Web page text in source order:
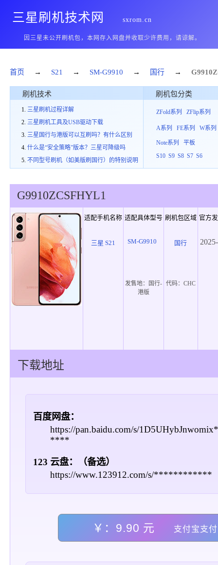
三星刷机技术网 sxrom.cn
因三星未公开刷机包，本网存入网盘并收取少许费用，请谅解。
首页 → S21 → SM-G9910 → 国行 → G9910
刷机技术
三星刷机过程详解
三星刷机工具及USB驱动下载
三星国行与港版可以互刷吗？有什么区别
什么是“安全策略”版本？三星可降级吗
不同型号刷机（如美版刷国行）的特别说明
刷机包分类
ZFold系列 ZFlip系列
A系列 FE系列 W系列
Note系列
平板
S10 S9 S8 S7 S6
G9910ZCSFHYL1
适配手机名称 适配具体型号 刷机包区域 官方
三星 S21 SM-G9910 国行
发售地：
国行-
港版
代码： CHC
下载地址
百度网盘：
https://pan.baidu.com/s/
****
123 云盘：（备选）
https://www.123912.com/s/************
￥：9.90 元 支付宝支付